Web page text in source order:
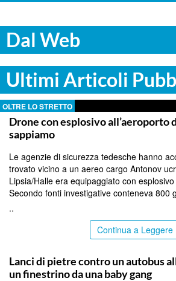
Dal Web
Ultimi Articoli
OLTRE LO STRETTO
Drone con esplosivo all’aeroporto
sappiamo
Le agenzie di sicurezza tedesche hanno
trovato vicino a un aereo cargo Antonov
Lipsia/Halle era equipaggiato con
Secondo fonti investigative conteneva 800
..
Continua a Leggere
Lanci di pietre contro un autobus
un finestrino da una baby gang